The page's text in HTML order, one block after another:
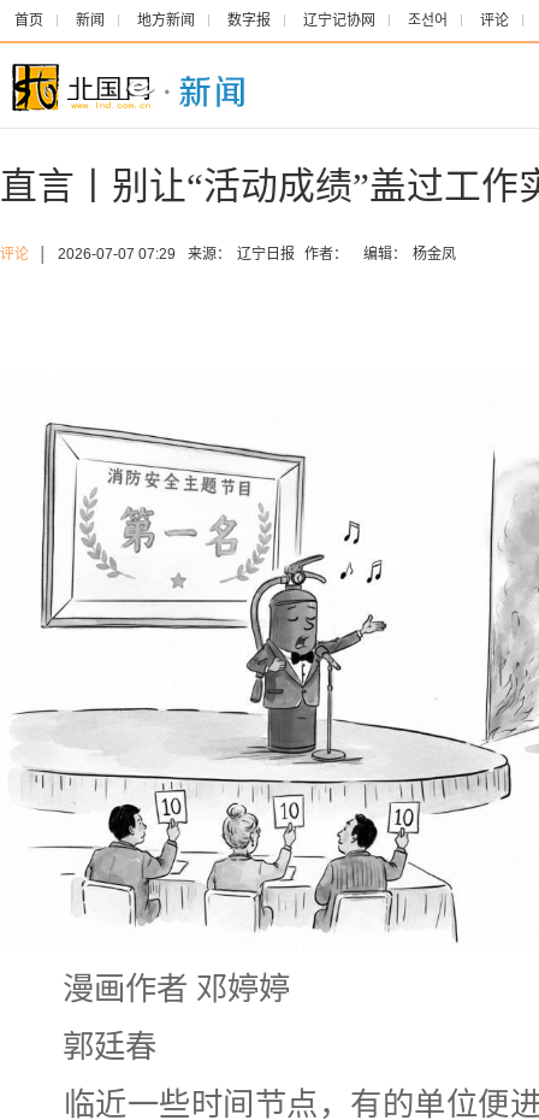
首页 新闻 地方新闻 数字报 辽宁记协网 조선어 评论
直言丨别让“活动成绩”盖过工作
评论 2026-07-07 07:29 来源： 辽宁日报 作者： 编辑： 杨金凤
漫画作者 邓婷婷
郭廷春
临近一些时间节点，有的单位便进